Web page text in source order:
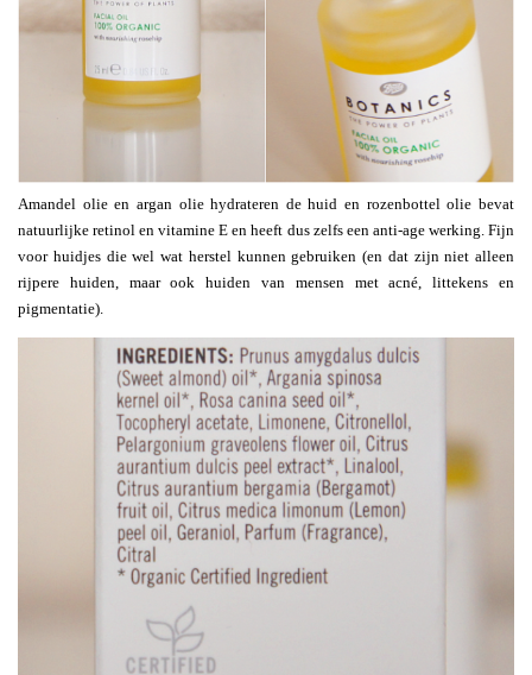
Amandel olie en argan olie hydrateren de huid en rozenbottel olie bevat
natuurlijke retinol en vitamine E en heeft dus zelfs een anti-age werking. Fijn
voor huidjes die wel wat herstel kunnen gebruiken (en dat zijn niet alleen
rijpere huiden, maar ook huiden van mensen met acné, littekens en
pigmentatie).